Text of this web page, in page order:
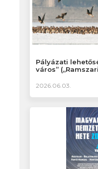
Pályázati
város”
2026.06.03.